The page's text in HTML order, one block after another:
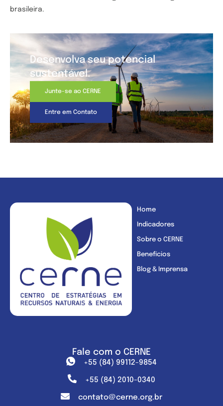
brasileira.
Desenvolva seu potencial
sustentável.
Junte-se ao CERNE
Entre em Contato
Home
Indicadores
Sobre o CERNE
Benefícios
Blog & Imprensa
Fale com o CERNE
+55 (84) 99112-9854
+55 (84) 2010-0340
contato@cerne.org.br